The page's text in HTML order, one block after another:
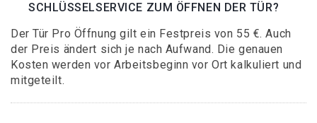
SCHLÜSSELSERVICE ZUM ÖFFNEN DER TÜR?
Der Tür Pro Öffnung gilt ein Festpreis von 55 €. Auch
der Preis ändert sich je nach Aufwand. Die genauen
Kosten werden vor Arbeitsbeginn vor Ort kalkuliert und
mitgeteilt.